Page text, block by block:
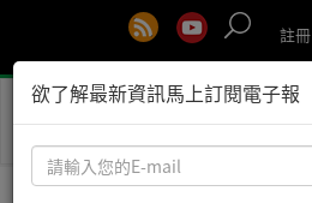
註冊
欲了解最新資訊馬上訂閱電子報
請
輸